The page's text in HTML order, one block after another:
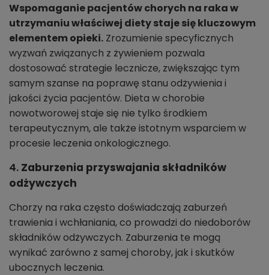
Wspomaganie pacjentów chorych na raka w
utrzymaniu właściwej diety staje się kluczowym
elementem opieki. Zrozumienie specyficznych
wyzwań związanych z żywieniem pozwala
dostosować strategie lecznicze, zwiększając tym
samym szanse na poprawę stanu odżywienia i
jakości życia pacjentów. Dieta w chorobie
nowotworowej staje się nie tylko środkiem
terapeutycznym, ale także istotnym wsparciem w
procesie leczenia onkologicznego.
4. Zaburzenia przyswajania składników
odżywczych
Chorzy na raka często doświadczają zaburzeń
trawienia i wchłaniania, co prowadzi do niedoborów
składników odżywczych. Zaburzenia te mogą
wynikać zarówno z samej choroby, jak i skutków
ubocznych leczenia.